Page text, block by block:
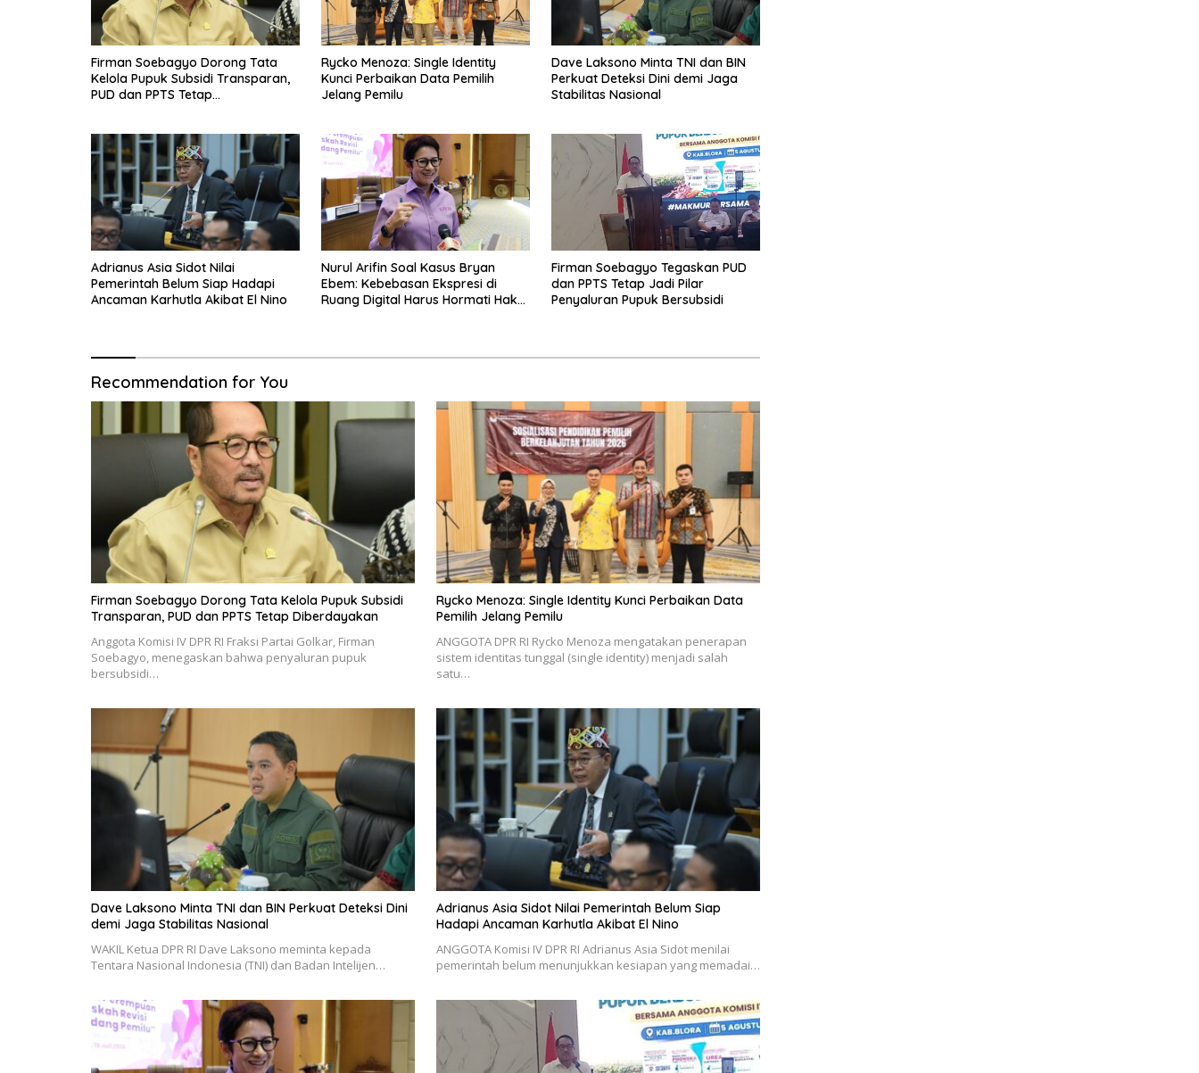
Firman Soebagyo Dorong Tata
Kelola Pupuk Subsidi Transparan,
PUD dan PPTS Tetap
Rycko Menoza: Single Identity
Kunci Perbaikan Data Pemilih
Jelang Pemilu
Dave Laksono Minta TNI dan BIN
Perkuat Deteksi Dini demi Jaga
Stabilitas Nasional
Adrianus Asia Sidot Nilai
Pemerintah Belum Siap Hadapi
Ancaman Karhutla Akibat El Nino
Nurul Arifin Soal Kasus Bryan
Ebem: Kebebasan Ekspresi di
Ruang Digital Harus Hormati Hak
Firman Soebagyo Tegaskan PUD
dan PPTS Tetap Jadi Pilar
Penyaluran Pupuk Bersubsidi
Recommendation for You
Firman Soebagyo Dorong Tata Kelola Pupuk Subsidi
Transparan, PUD dan PPTS Tetap Diberdayakan
Anggota Komisi IV DPR RI Fraksi Partai Golkar, Firman
Soebagyo, menegaskan bahwa penyaluran pupuk
bersubsidi…
Rycko Menoza: Single Identity Kunci Perbaikan Data
Pemilih Jelang Pemilu
ANGGOTA DPR RI Rycko Menoza mengatakan penerapan
sistem identitas tunggal (single identity) menjadi salah
satu…
Dave Laksono Minta TNI dan BIN Perkuat Deteksi Dini
demi Jaga Stabilitas Nasional
WAKIL Ketua DPR RI Dave Laksono meminta kepada
Tentara Nasional Indonesia (TNI) dan Badan Intelijen…
Adrianus Asia Sidot Nilai Pemerintah Belum Siap
Hadapi Ancaman Karhutla Akibat El Nino
ANGGOTA Komisi IV DPR RI Adrianus Asia Sidot menilai
pemerintah belum menunjukkan kesiapan yang memadai…